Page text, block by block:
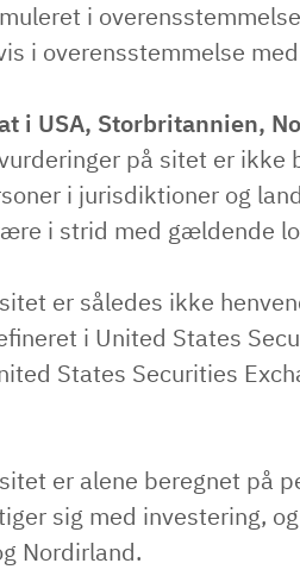
i
i overensstemmelse
i USA, Storbritannien,
på sitet er
i jurisdiktioner og
i strid med gældende
er således ikke
i United States
States Securities
er alene beregnet på
sig med investering,
Nordirland.